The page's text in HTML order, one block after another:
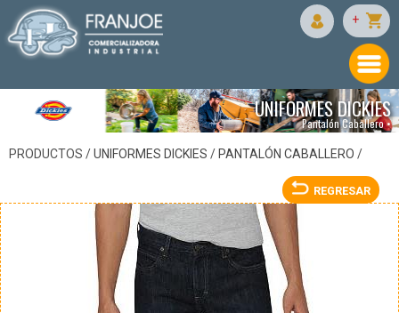
+
UNIFORMES DICKIES
Pantalón Caballero •
PRODUCTOS /UNIFORMES DICKIES / PANTALÓN CABALLERO /
REGRESAR